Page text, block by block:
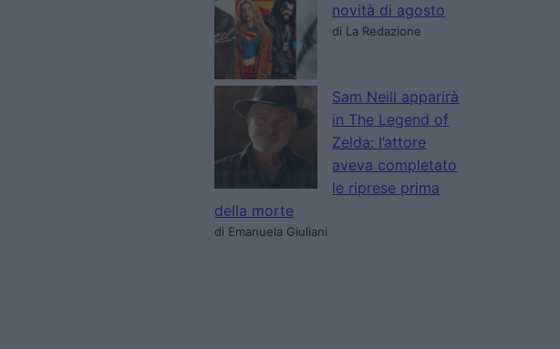
novità di agosto
di La Redazione
Sam Neill apparirà
in The Legend of
Zelda: l’attore
aveva completato
le riprese prima
della morte
di Emanuela Giuliani